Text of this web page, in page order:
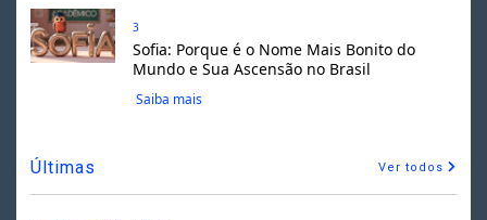
3
Sofia: Porque é o Nome Mais Bonito do
Mundo e Sua Ascensão no Brasil
Saiba mais
Últimas Ver todos